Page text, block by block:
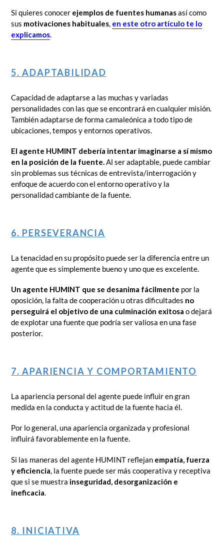
Si quieres conocer ejemplos de fuentes humanasasí como
sus motivaciones habituales, en este otro artículo te lo
explicamos.
5. ADAPTABILIDAD
Capacidad de adaptarse a las muchas y variadas
personalidades con las que se encontrará en cualquier misión.
También adaptarse de forma camaleónica a todo tipo de
ubicaciones, tempos y entornos operativos.
El agente HUMINT debería intentar imaginarse a sí mismo
en la posición de la fuente.Al ser adaptable, puede cambiar
sin problemas sus técnicas de entrevista/interrogación y
enfoque de acuerdo con el entorno operativo y la
personalidad cambiante de la fuente.
6. PERSEVERANCIA
La tenacidad en su propósito puede ser la diferencia entre un
agente que es simplemente bueno y uno que es excelente.
Un agente HUMINT que se desanima fácilmente por la
oposición, la falta de cooperación u otras dificultades no
perseguirá el objetivo de una culminación exitosa o dejará
de explotar una fuente que podría ser valiosa en una fase
posterior.
7. APARIENCIA Y COMPORTAMIENTO
La apariencia personal del agente puede influir en gran
medida en la conducta y actitud de la fuente hacia él.
Por lo general, una apariencia organizada y profesional
influirá favorablemente en la fuente.
Si las maneras del agente HUMINT reflejan empatía, fuerza
y eficiencia, la fuente puede ser más cooperativa y receptiva
que si se muestra inseguridad, desorganización e
ineficacia.
8. INICIATIVA